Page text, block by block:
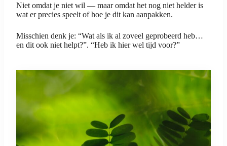
Niet omdat je niet wil — maar omdat het nog niet helder is
wat er precies speelt of hoe je dit kan aanpakken.
Misschien denk je: “Wat als ik al zoveel geprobeerd heb…
en dit ook niet helpt?”. “Heb ik hier wel tijd voor?”